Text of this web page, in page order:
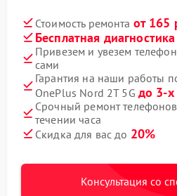
Стоимость ремонта от 165
Бесплатная диагностика
Привезем и увезем
сами
Гарантия на наши работы
OnePlus Nord 2T 5G до 3-х
Срочный ремонт
течении часа
Скидка для вас до 20%
Консультация со